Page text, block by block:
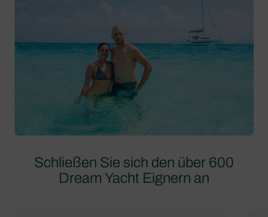
Schließen Sie sich den über 600
Dream Yacht Eignern an